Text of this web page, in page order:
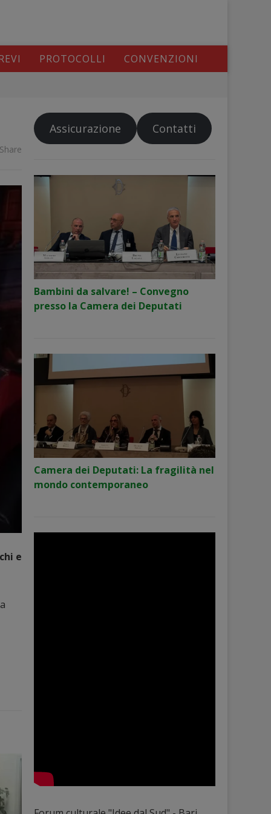
PROTOCOLLI CONVENZIONI
Share
e
Assicurazione Contatti
Bambini da salvare! – Convegno
presso la Camera dei Deputati
Camera dei Deputati: La fragilità nel
mondo contemporaneo